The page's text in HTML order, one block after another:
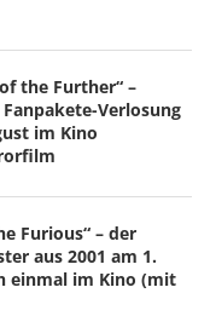
the Further“ –
Verlosung
im Kino
Furious“ – der
aus 2001 am 1.
einmal im Kino (mit